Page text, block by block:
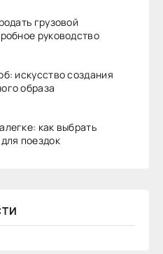
грузовой
руководство
искусство создания
образа
как выбрать
поездок